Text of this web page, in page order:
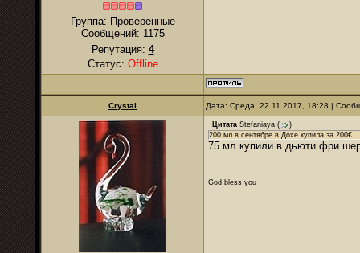
Группа: Проверенные
Сообщений: 1175
Репутация: 4
Статус: Offline
Crystal Дата: Среда, 22.11.2017, 18:28 |
Цитата Stefaniaya (
)
200 мл в сентябре в Дохе купила за 200€.
75 мл купили в дьюти фри
God bless you